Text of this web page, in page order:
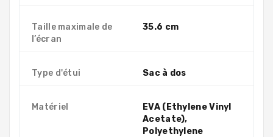
Taille maximale de
l’écran
35.6 cm
Type d'étui Sac à dos
Matériel
EVA (Ethylene Vinyl
Acetate),
Polyethylene